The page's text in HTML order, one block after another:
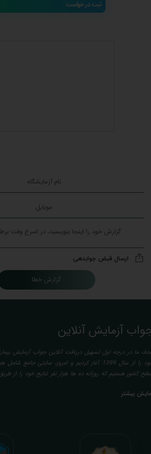
ثبت درخواست
گزارش خطا
ارسال قبض جوابدهی
آزمایش آنلاین
ما در درجه اول تسهیل دریافت آنلاین جواب آزمایش
خود را از سال 1399 آغاز کردیم و امروز، سایتی
کشور هستیم که روزانه ده ها هزار نفر نتایج خود را از
با تایید و مهر پزشک متخصص) میباشد. رسالت ما در
بیمه ها، افزایش تمایل افراد به انجام آزمایش (با دریافت
و شخصی سازی شده) میگردد. تا درنهایت به جامعه ای
بیشتر